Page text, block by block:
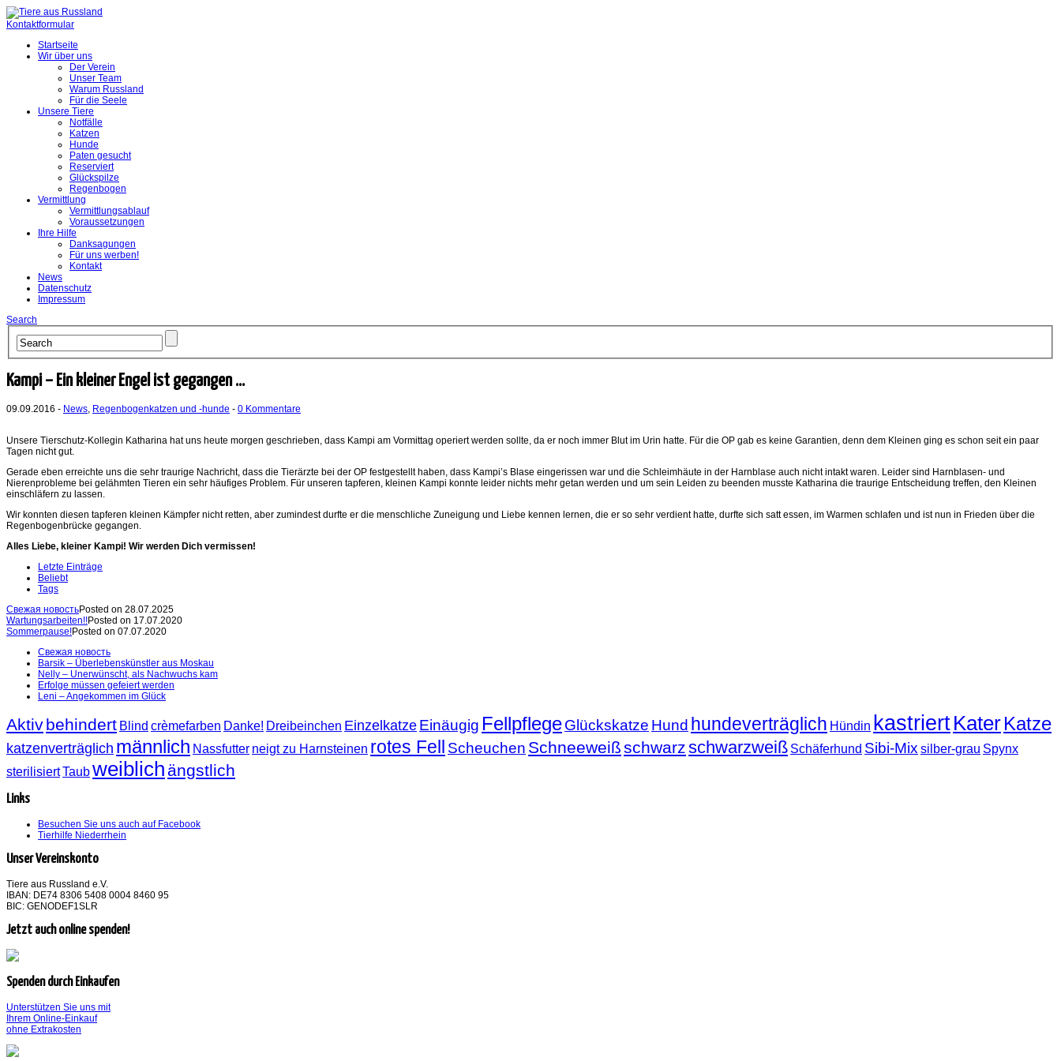
Kontaktformular
Startseite
Wir über uns
Der Verein
Unser Team
Warum Russland
Für die Seele
Unsere Tiere
Notfälle
Katzen
Hunde
Paten gesucht
Reserviert
Glückspilze
Regenbogen
Vermittlung
Vermittlungsablauf
Voraussetzungen
Ihre Hilfe
Danksagungen
Für uns werben!
Kontakt
News
Datenschutz
Impressum
Search
Kampi – Ein kleiner Engel ist gegangen …
09.09.2016 - News, Regenbogenkatzen und -hunde - 0 Kommentare
Unsere Tierschutz-Kollegin Katharina hat uns heute morgen geschrieben, dass Kampi am Vormittag operiert werden sollte, da er noch immer Blut im Urin hatte. Für die OP gab es keine Garantien, denn dem Kleinen ging es schon seit ein paar
Tagen nicht gut.
Gerade eben erreichte uns die sehr traurige Nachricht, dass die Tierärzte bei der OP festgestellt haben, dass Kampi’s Blase eingerissen war und die Schleimhäute in der Harnblase auch nicht intakt waren. Leider sind Harnblasen- und
Nierenprobleme bei gelähmten Tieren ein sehr häufiges Problem. Für unseren tapferen, kleinen Kampi konnte leider nichts mehr getan werden und um sein Leiden zu beenden musste Katharina die traurige Entscheidung treffen, den Kleinen
einschläfern zu lassen.
Wir konnten diesen tapferen kleinen Kämpfer nicht retten, aber zumindest durfte er die menschliche Zuneigung und Liebe kennen lernen, die er so sehr verdient hatte, durfte sich satt essen, im Warmen schlafen und ist nun in Frieden über die
Regenbogenbrücke gegangen.
Alles Liebe, kleiner Kampi! Wir werden Dich vermissen!
Letzte Einträge
Beliebt
Tags
Свежая новостьPosted on 28.07.2025
Wartungsarbeiten!!Posted on 17.07.2020
Sommerpause!Posted on 07.07.2020
Свежая новость
Barsik – Überlebenskünstler aus Moskau
Nelly – Unerwünscht, als Nachwuchs kam
Erfolge müssen gefeiert werden
Leni – Angekommen im Glück
Aktivbehindert Blind crèmefarben Danke! Dreibeinchen Einzelkatze Einäugig FellpflegeGlückskatze Hund hundeverträglich Hündin kastriertKaterKatze
katzenverträglich männlich Nassfutter neigt zu Harnsteinen rotes Fell Scheuchen Schneeweißschwarzschwarzweiß Schäferhund Sibi-Mix silber-grau Spynx
sterilisiertTaubweiblich ängstlich
Links
Besuchen Sie uns auch auf Facebook
Tierhilfe Niederrhein
Unser Vereinskonto
Tiere aus Russland e.V.
IBAN: DE74 8306 5408 0004 8460 95
BIC: GENODEF1SLR
Jetzt auch online spenden!
Spenden durch Einkaufen
Unterstützen Sie uns mit
Ihrem Online-Einkauf
ohne Extrakosten